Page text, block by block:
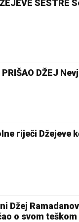
SESTRE
PRIŠAO DŽEJ
riječi
Džej
o svom